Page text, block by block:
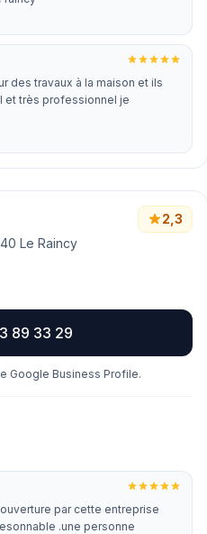
des travaux à la maison et ils
et très professionnel je
Le Raincy
2,3
89 33 29
Google Business Profile.
par cette entreprise
.une personne